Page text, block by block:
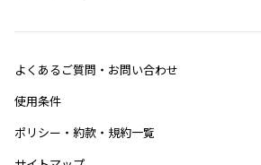
よくあるご質問・お問い合わせ
使用条件
ポリシー・約款・規約一覧